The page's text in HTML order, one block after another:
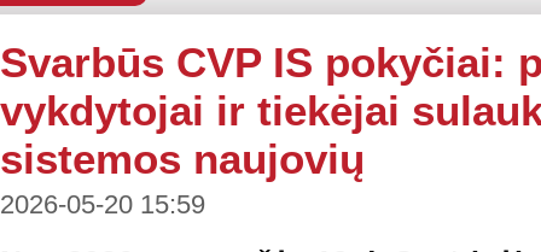
Svarbūs CVP IS pokyčiai:
vykdytojai ir tiekėjai
sistemos naujovių
2026-05-20 15:59